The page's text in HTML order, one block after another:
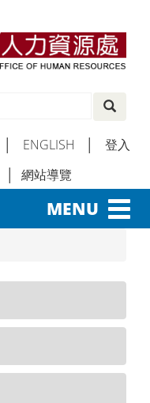
ENGLISH
登入
網站導覽
MENU